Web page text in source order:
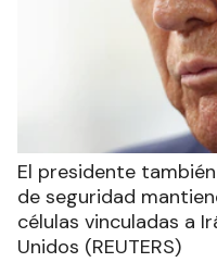
El presidente
de seguridad
células vinculadas a
Unidos (REUTERS)